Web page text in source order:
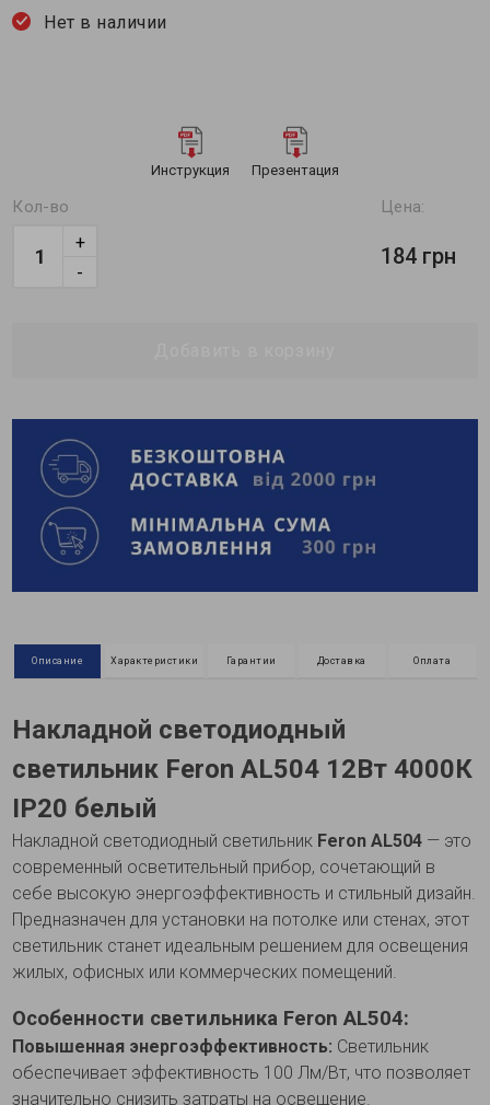
Нет в наличии
Инструкция Презентация
Кол-во
-
+
Цена:
184 грн
Описание Характеристики Гарантии Доставка Оплата
Накладной светодиодный
светильник Feron AL504 12Вт 4000К
IP20 белый
Накладной светодиодный светильник Feron AL504 — это
современный осветительный прибор, сочетающий в
себе высокую энергоэффективность и стильный дизайн.
Предназначен для установки на потолке или стенах, этот
светильник станет идеальным решением для освещения
жилых, офисных или коммерческих помещений.
Особенности светильника Feron AL504:
Повышенная энергоэффективность: Светильник
обеспечивает эффективность 100 Лм/Вт, что позволяет
значительно снизить затраты на освещение.